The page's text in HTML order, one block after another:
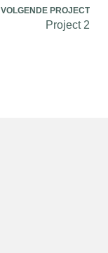
VOLGENDE PROJECT
Project 2